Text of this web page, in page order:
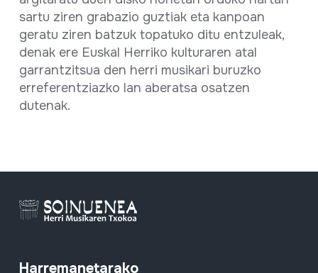
sartu ziren grabazio guztiak eta kanpoan
geratu ziren batzuk topatuko ditu entzuleak,
denak ere Euskal Herriko kulturaren atal
garrantzitsua den herri musikari buruzko
erreferentziazko lan aberatsa osatzen
dutenak.
Harremanetarako